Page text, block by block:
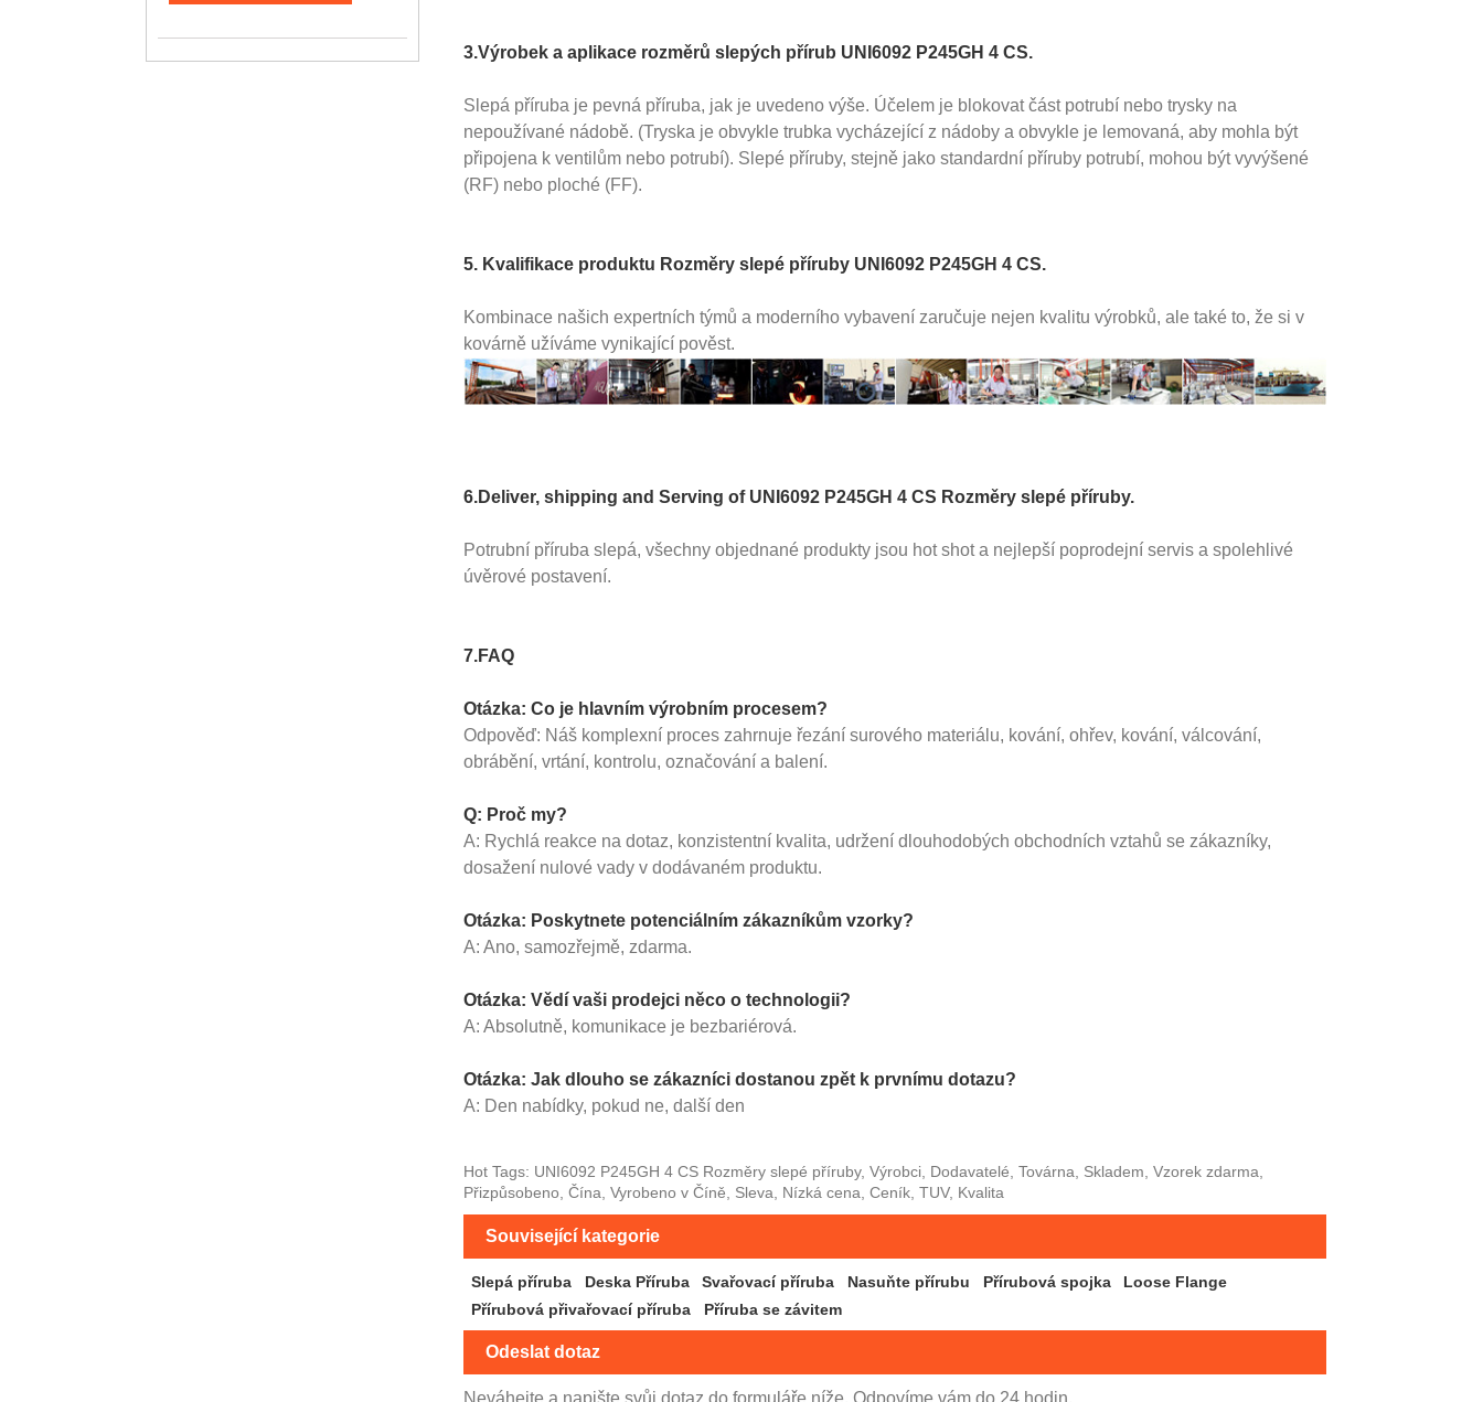
3.Výrobek a aplikace rozměrů slepých přírub UNI6092 P245GH 4 CS.
Slepá příruba je pevná příruba, jak je uvedeno výše. Účelem je blokovat část potrubí nebo trysky na
nepoužívané nádobě. (Tryska je obvykle trubka vycházející z nádoby a obvykle je lemovaná, aby mohla být
připojena k ventilům nebo potrubí). Slepé příruby, stejně jako standardní příruby potrubí, mohou být vyvýšené
(RF) nebo ploché (FF).
5. Kvalifikace produktu Rozměry slepé příruby UNI6092 P245GH 4 CS.
Kombinace našich expertních týmů a moderního vybavení zaručuje nejen kvalitu výrobků, ale také to, že si v
kovárně užíváme vynikající pověst.
6.Deliver, shipping and Serving of UNI6092 P245GH 4 CS Rozměry slepé příruby.
Potrubní příruba slepá, všechny objednané produkty jsou hot shot a nejlepší poprodejní servis a spolehlivé
úvěrové postavení.
7.FAQ
Otázka: Co je hlavním výrobním procesem?
Odpověď: Náš komplexní proces zahrnuje řezání surového materiálu, kování, ohřev, kování, válcování,
obrábění, vrtání, kontrolu, označování a balení.
Q: Proč my?
A: Rychlá reakce na dotaz, konzistentní kvalita, udržení dlouhodobých obchodních vztahů se zákazníky,
dosažení nulové vady v dodávaném produktu.
Otázka: Poskytnete potenciálním zákazníkům vzorky?
A: Ano, samozřejmě, zdarma.
Otázka: Vědí vaši prodejci něco o technologii?
A: Absolutně, komunikace je bezbariérová.
Otázka: Jak dlouho se zákazníci dostanou zpět k prvnímu dotazu?
A: Den nabídky, pokud ne, další den
Hot Tags: UNI6092 P245GH 4 CS Rozměry slepé příruby, Výrobci, Dodavatelé, Továrna, Skladem, Vzorek zdarma,
Přizpůsobeno, Čína, Vyrobeno v Číně, Sleva, Nízká cena, Ceník, TUV, Kvalita
Související kategorie
Slepá příruba Deska Příruba Svařovací příruba Nasuňte přírubu Přírubová spojka
Loose Flange
Přírubová přivařovací příruba
Příruba se závitem
Odeslat dotaz
Neváhejte a napište svůj dotaz do formuláře níže. Odpovíme vám do 24 hodin.